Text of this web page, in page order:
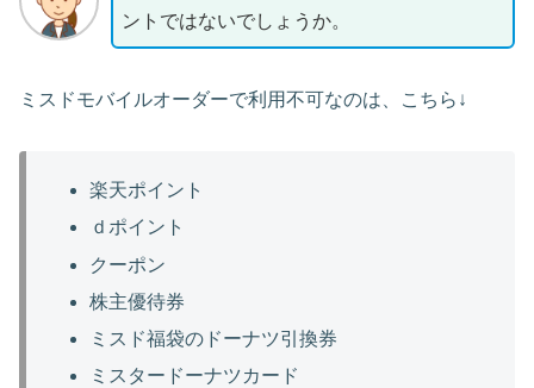
ントではないでしょうか。
ミスドモバイルオーダーで利用不可なのは、こちら↓
楽天ポイント
ｄポイント
クーポン
株主優待券
ミスド福袋のドーナツ引換券
ミスタードーナツカード